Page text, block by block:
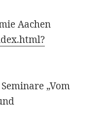
Aachen
„Vom